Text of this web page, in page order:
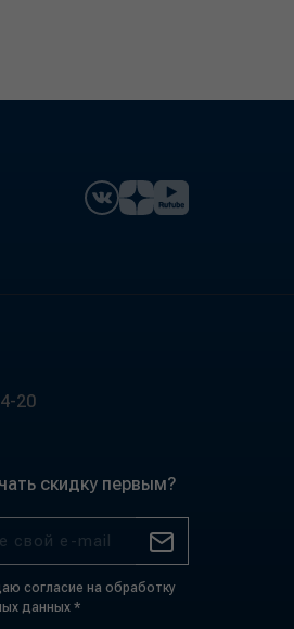
20
скидку первым?
согласие на обработку
данных *